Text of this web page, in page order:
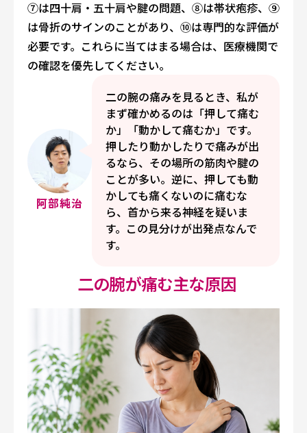
⑦は四十肩・五十肩や腱の問題、⑧は帯状疱疹、⑨
は骨折のサインのことがあり、⑩は専門的な評価が
必要です。これらに当てはまる場合は、医療機関で
の確認を優先してください。
阿部純治
二の腕の痛みを見るとき、私が
まず確かめるのは「押して痛む
か」「動かして痛むか」です。
押したり動かしたりで痛みが出
るなら、その場所の筋肉や腱の
ことが多い。逆に、押しても動
かしても痛くないのに痛むな
ら、首から来る神経を疑いま
す。この見分けが出発点なんで
す。
二の腕が痛む主な原因